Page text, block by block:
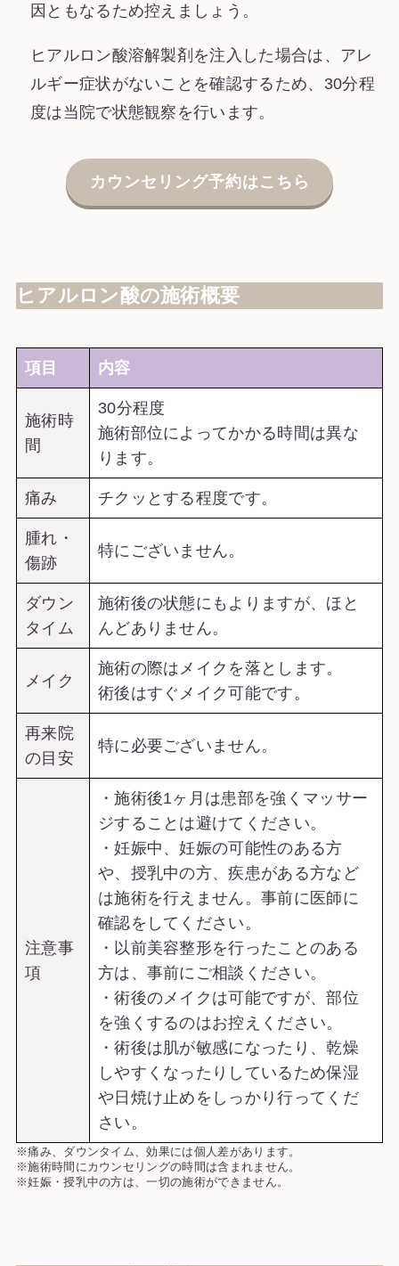
因ともなるため控えましょう。
ヒアルロン酸溶解製剤を注入した場合は、アレ
ルギー症状がないことを確認するため、30分程
度は当院で状態観察を行います。
カウンセリング予約はこちら
ヒアルロン酸の施術概要
項目 内容
施術時
間
30分程度
施術部位によってかかる時間は異な
ります。
痛み チクッとする程度です。
腫れ・
傷跡
特にございません。
ダウン
タイム
施術後の状態にもよりますが、ほと
んどありません。
メイク
施術の際はメイクを落とします。
術後はすぐメイク可能です。
再来院
の目安
特に必要ございません。
注意事
項
・施術後1ヶ月は患部を強くマッサー
ジすることは避けてください。
・妊娠中、妊娠の可能性のある方
や、授乳中の方、疾患がある方など
は施術を行えません。事前に医師に
確認をしてください。
・以前美容整形を行ったことのある
方は、事前にご相談ください。
・術後のメイクは可能ですが、部位
を強くするのはお控えください。
・術後は肌が敏感になったり、乾燥
しやすくなったりしているため保湿
や日焼け止めをしっかり行ってくだ
さい。
※痛み、ダウンタイム、効果には個人差があります。
※施術時間にカウンセリングの時間は含まれません。
※妊娠・授乳中の方は、一切の施術ができません。